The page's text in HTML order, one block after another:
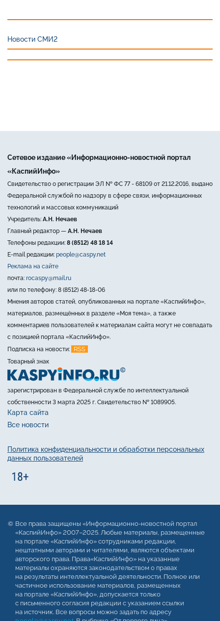
Новости СМИ2
Сетевое издание «Информационно-новостной портал
«КаспийИнфо»
Свидетельство о регистрации ЭЛ № ФС 77 - 68109 от 21.12.2016, выдано
Федеральной службой по надзору в сфере связи, информационных
технологий и массовых коммуникаций
Учредитель: А.Н. Нечаев
Главный редактор — А.Н. Нечаев
Телефоны редакции: 8 (8512) 48 18 14
E-mail редакции: people@caspy.net
Реклама на сайте
почта: rocaspy@mail.ru
или по телефону: 8 (8512) 48-18-06
Мнения авторов статей, опубликованных на портале «КаспийИнфо»,
материалов, размещённых в разделе «Моя тема», а также
комментариев пользователей к материалам сайта могут не совпадать
с позицией портала «КаспийИнфо».
Подписка на новости:
RSS
Товарный знак
зарегистрирован в Федеральной службе по интеллектуальной
собственности 3 марта 2025 г. Свидетельство № 1089905.
Карта сайта
Все новости
Политика конфиденциальности и обработки персональных
данных пользователей
Все права защищены «Информационно-новостной портал
«КаспийИнфо» 2007–2025. Любые материалы, размещенные
на портале «КаспийИнфо» сотрудниками редакции,
нештатными авторами и читателями, являются объектами
авторского права. Права«КаспийИнфо» на указанные
материалы охраняются законодательством о правах
на результаты интеллектуальной деятельности. Полное или
частичное использование материалов, размещенных
на портале «КаспийИнфо», допускается только
с письменного согласия редакции с указанием ссылки
на источник. Все вопросы можно задать по адресу